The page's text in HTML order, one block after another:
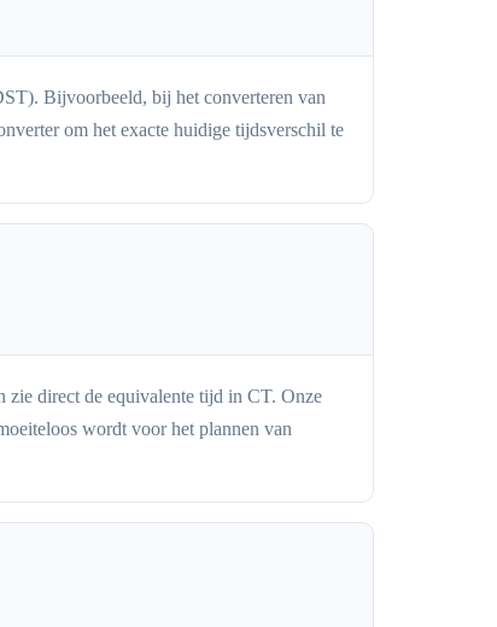
Bijvoorbeeld, bij het converteren van
om het exacte huidige tijdsverschil te
direct de equivalente tijd in CT. Onze
wordt voor het plannen van